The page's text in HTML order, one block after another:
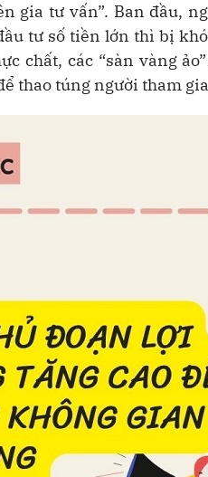
gia tư vấn”. Ban đầu,
tư số tiền lớn thì bị
chất, các “sàn vàng
thao túng người tham